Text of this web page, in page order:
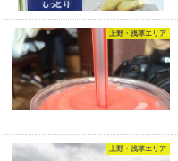
上野・浅草エリア
上野・浅草エリア